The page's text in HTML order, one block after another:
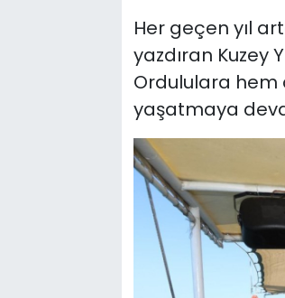
Her geçen yıl
yazdıran Kuzey
Ordululara hem
yaşatmaya